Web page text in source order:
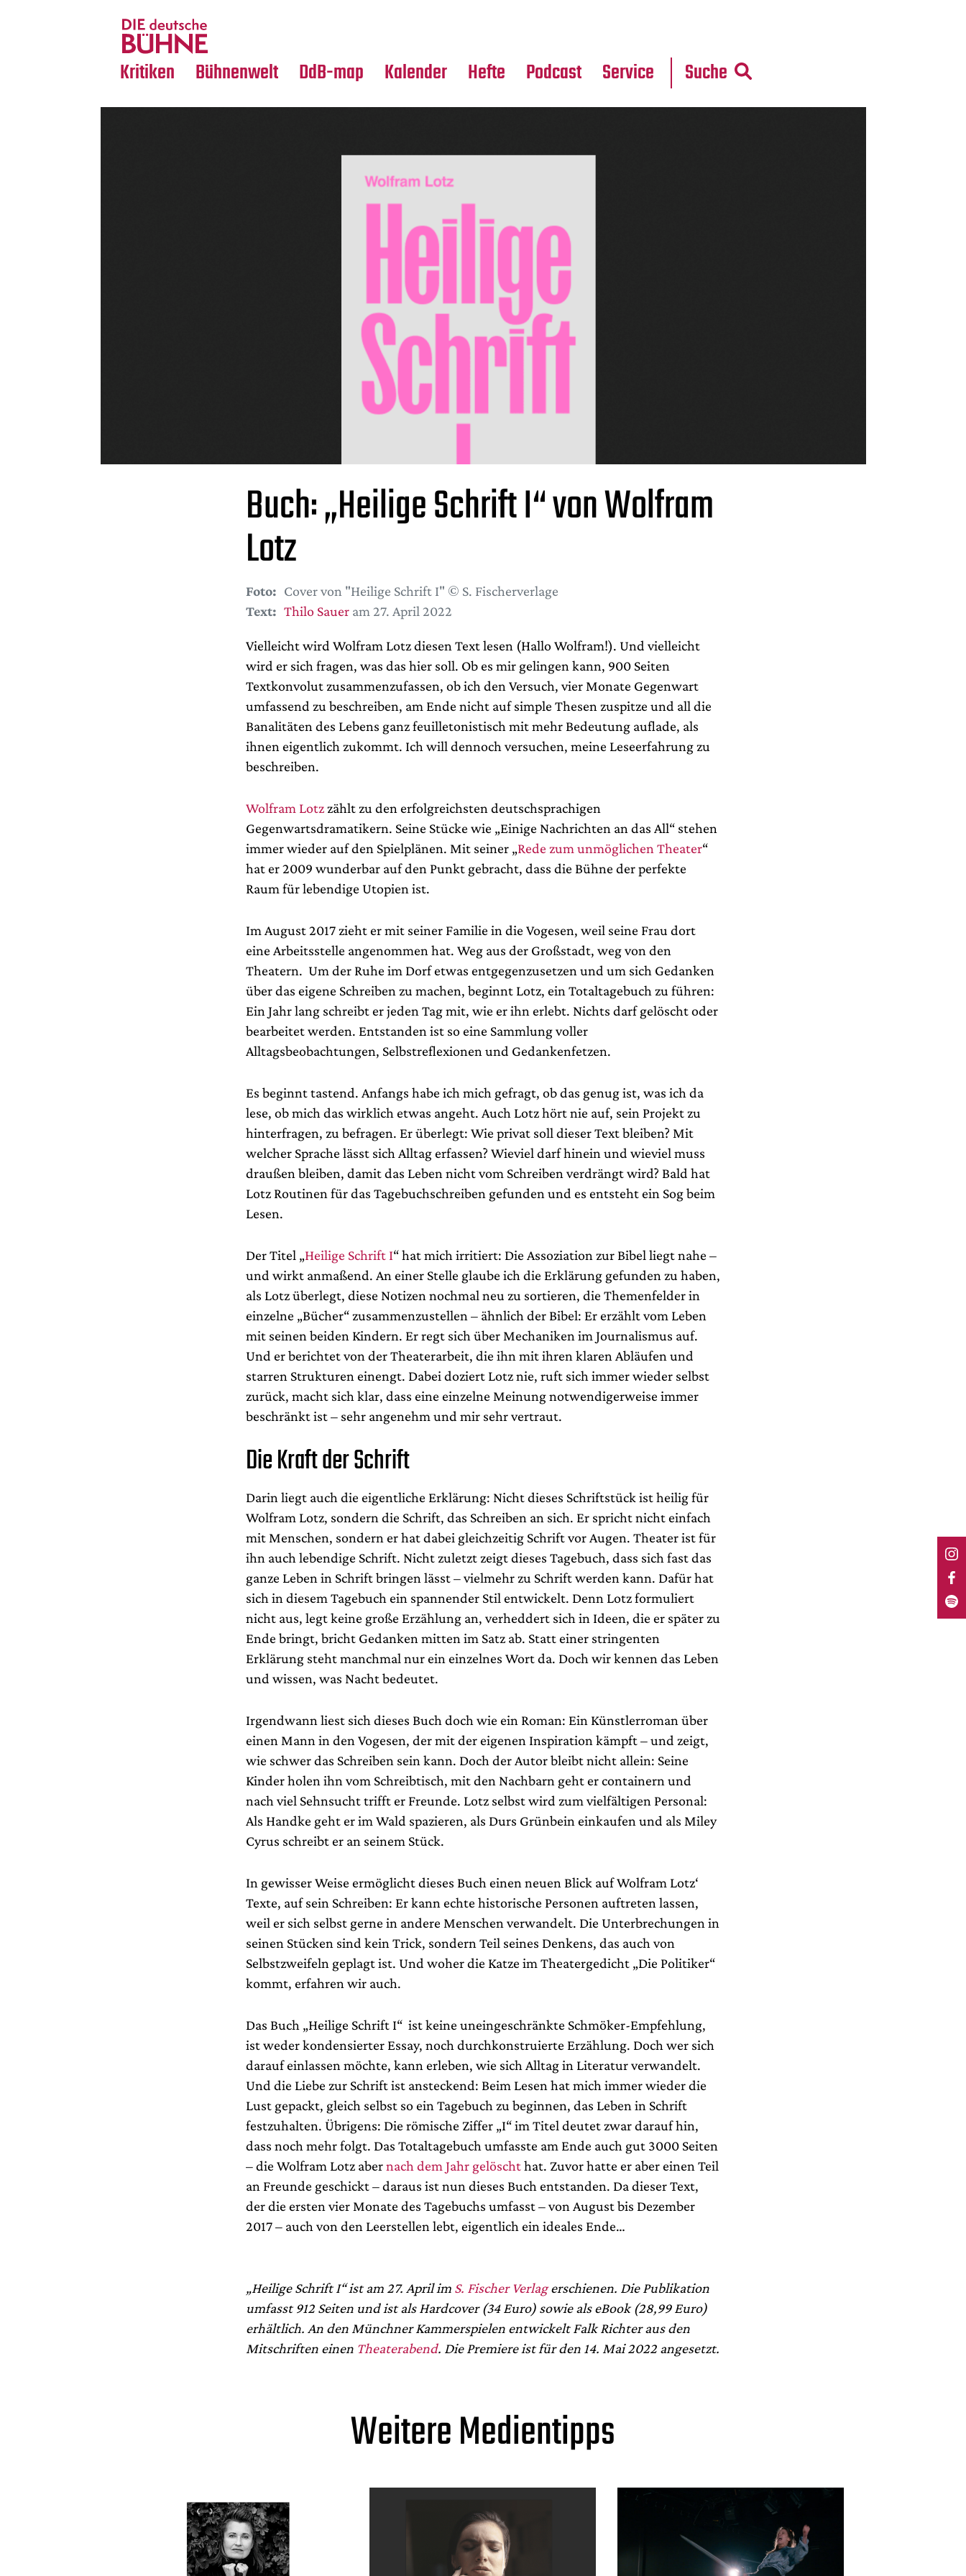
Kritiken
Crossover
Bühnenwelt
Medientipps
DdB-map Kalender Hefte Podcast Service Suche
Buch: „Heilige Schrift I“ von Wolfram
Lotz
Foto: Cover von "Heilige Schrift I" © S. Fischerverlage
Text: Thilo Saueram 27. April 2022
Vielleicht wird Wolfram Lotz diesen Text lesen (Hallo Wolfram!). Und vielleicht
wird er sich fragen, was das hier soll. Ob es mir gelingen kann, 900 Seiten
Textkonvolut zusammenzufassen, ob ich den Versuch, vier Monate Gegenwart
umfassend zu beschreiben, am Ende nicht auf simple Thesen zuspitze und all die
Banalitäten des Lebens ganz feuilletonistisch mit mehr Bedeutung auflade, als
ihnen eigentlich zukommt. Ich will dennoch versuchen, meine Leseerfahrung zu
beschreiben.
Wolfram Lotzzählt zu den erfolgreichsten deutschsprachigen
Gegenwartsdramatikern. Seine Stücke wie „Einige Nachrichten an das All“ stehen
immer wieder auf den Spielplänen. Mit seiner „Rede zum unmöglichen Theater“
hat er 2009 wunderbar auf den Punkt gebracht, dass die Bühne der perfekte
Raum für lebendige Utopien ist.
Im August 2017 zieht er mit seiner Familie in die Vogesen, weil seine Frau dort
eine Arbeitsstelle angenommen hat. Weg aus der Großstadt, weg von den
Theatern. Um der Ruhe im Dorf etwas entgegenzusetzen und um sich Gedanken
über das eigene Schreiben zu machen, beginnt Lotz, ein Totaltagebuch zu führen:
Ein Jahr lang schreibt er jeden Tag mit, wie er ihn erlebt. Nichts darf gelöscht oder
bearbeitet werden. Entstanden ist so eine Sammlung voller
Alltagsbeobachtungen, Selbstreflexionen und Gedankenfetzen.
Es beginnt tastend. Anfangs habe ich mich gefragt, ob das genug ist, was ich da
lese, ob mich das wirklich etwas angeht. Auch Lotz hört nie auf, sein Projekt zu
hinterfragen, zu befragen. Er überlegt: Wie privat soll dieser Text bleiben? Mit
welcher Sprache lässt sich Alltag erfassen? Wieviel darf hinein und wieviel muss
draußen bleiben, damit das Leben nicht vom Schreiben verdrängt wird? Bald hat
Lotz Routinen für das Tagebuchschreiben gefunden und es entsteht ein Sog beim
Lesen.
Der Titel „Heilige Schrift I“ hat mich irritiert: Die Assoziation zur Bibel liegt nahe –
und wirkt anmaßend. An einer Stelle glaube ich die Erklärung gefunden zu haben,
als Lotz überlegt, diese Notizen nochmal neu zu sortieren, die Themenfelder in
einzelne „Bücher“ zusammenzustellen – ähnlich der Bibel: Er erzählt vom Leben
mit seinen beiden Kindern. Er regt sich über Mechaniken im Journalismus auf.
Und er berichtet von der Theaterarbeit, die ihn mit ihren klaren Abläufen und
starren Strukturen einengt. Dabei doziert Lotz nie, ruft sich immer wieder selbst
zurück, macht sich klar, dass eine einzelne Meinung notwendigerweise immer
beschränkt ist – sehr angenehm und mir sehr vertraut.
Die Kraft der Schrift
Darin liegt auch die eigentliche Erklärung: Nicht dieses Schriftstück ist heilig für
Wolfram Lotz, sondern die Schrift, das Schreiben an sich. Er spricht nicht einfach
mit Menschen, sondern er hat dabei gleichzeitig Schrift vor Augen. Theater ist für
ihn auch lebendige Schrift. Nicht zuletzt zeigt dieses Tagebuch, dass sich fast das
ganze Leben in Schrift bringen lässt – vielmehr zu Schrift werden kann. Dafür hat
sich in diesem Tagebuch ein spannender Stil entwickelt. Denn Lotz formuliert
nicht aus, legt keine große Erzählung an, verheddert sich in Ideen, die er später zu
Ende bringt, bricht Gedanken mitten im Satz ab. Statt einer stringenten
Erklärung steht manchmal nur ein einzelnes Wort da. Doch wir kennen das Leben
und wissen, was Nacht bedeutet.
Irgendwann liest sich dieses Buch doch wie ein Roman: Ein Künstlerroman über
einen Mann in den Vogesen, der mit der eigenen Inspiration kämpft – und zeigt,
wie schwer das Schreiben sein kann. Doch der Autor bleibt nicht allein: Seine
Kinder holen ihn vom Schreibtisch, mit den Nachbarn geht er containern und
nach viel Sehnsucht trifft er Freunde. Lotz selbst wird zum vielfältigen Personal:
Als Handke geht er im Wald spazieren, als Durs Grünbein einkaufen und als Miley
Cyrus schreibt er an seinem Stück.
In gewisser Weise ermöglicht dieses Buch einen neuen Blick auf Wolfram Lotz‘
Texte, auf sein Schreiben: Er kann echte historische Personen auftreten lassen,
weil er sich selbst gerne in andere Menschen verwandelt. Die Unterbrechungen in
seinen Stücken sind kein Trick, sondern Teil seines Denkens, das auch von
Selbstzweifeln geplagt ist. Und woher die Katze im Theatergedicht „Die Politiker“
kommt, erfahren wir auch.
Das Buch „Heilige Schrift I“ ist keine uneingeschränkte Schmöker-Empfehlung,
ist weder kondensierter Essay, noch durchkonstruierte Erzählung. Doch wer sich
darauf einlassen möchte, kann erleben, wie sich Alltag in Literatur verwandelt.
Und die Liebe zur Schrift ist ansteckend: Beim Lesen hat mich immer wieder die
Lust gepackt, gleich selbst so ein Tagebuch zu beginnen, das Leben in Schrift
festzuhalten. Übrigens: Die römische Ziffer „I“ im Titel deutet zwar darauf hin,
dass noch mehr folgt. Das Totaltagebuch umfasste am Ende auch gut 3000 Seiten
– die Wolfram Lotz abernach dem Jahr gelöschthat. Zuvor hatte er aber einen Teil
an Freunde geschickt – daraus ist nun dieses Buch entstanden. Da dieser Text,
der die ersten vier Monate des Tagebuchs umfasst – von August bis Dezember
2017 – auch von den Leerstellen lebt, eigentlich ein ideales Ende…
„Heilige Schrift I“ ist am 27. April im S. Fischer Verlagerschienen. Die Publikation
umfasst 912 Seiten und ist als Hardcover (34 Euro) sowie als eBook (28,99 Euro)
erhältlich. An den Münchner Kammerspielen entwickelt Falk Richter aus den
Mitschriften einen Theaterabend. Die Premiere ist für den 14. Mai 2022 angesetzt.
Weitere Medientipps